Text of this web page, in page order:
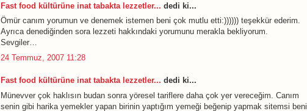
Fast food kültürüne inat tabakta lezzetler... dedi ki...
Ömür canım yorumun ve denemek istemen beni çok mutlu etti:)))))) teşekkür ederim.
Ayrıca denediğinden sora lezzeti hakkındaki yorumunu merakla bekliyorum.
Sevgiler…
24 Temmuz, 2007 11:28
Fast food kültürüne inat tabakta lezzetler... dedi ki...
Münevver çok haklısın budan sonra yöresel tariflere daha çok yer vereceğim. Canım
senin gibi harika yemekler yapan birinin yaptığım yemeği beğenip yapmak sitemsi beni